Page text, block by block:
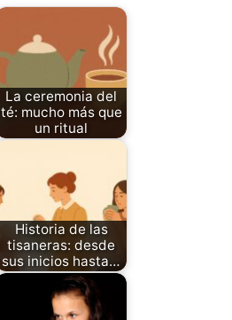
La ceremonia del
té: mucho más que
un ritual
Historia de las
tisaneras: desde
sus inicios hasta…